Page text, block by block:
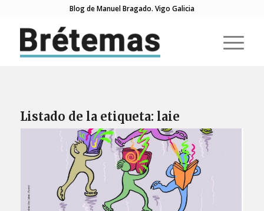
Blog de Manuel Bragado. Vigo Galicia
Listado de la etiqueta: laie